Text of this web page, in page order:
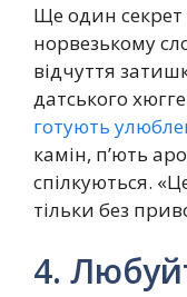
Ще один секрет
норвезькому
відчуття
датського
готують
камін, п’ють
спілкуються.
тільки без
4.